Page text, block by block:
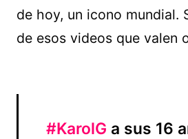
de hoy, un icono mundial.
de esos videos que valen
#KarolG a sus 16